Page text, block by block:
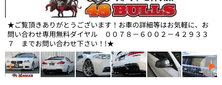
★ご覧頂きありがとうございます！お車の詳細等はお気軽に、お
問い合わせ専用無料ダイヤル ００７８－６００２－４２９３３
７ までお問い合わせ下さい！!★